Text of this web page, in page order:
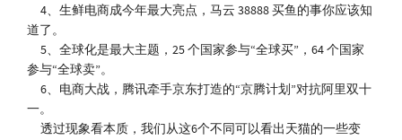
4、生鲜电商成今年最大亮点，马云 38888 买鱼的事你应该知
道了。
5、全球化是最大主题，25 个国家参与“全球买”，64 个国家
参与“全球卖”。
6、电商大战，腾讯牵手京东打造的“京腾计划”对抗阿里双十
一。
透过现象看本质，我们从这6个不同可以看出天猫的一些变